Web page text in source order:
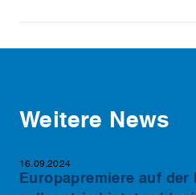
Weitere News
16.09.2024
Europapremiere auf der